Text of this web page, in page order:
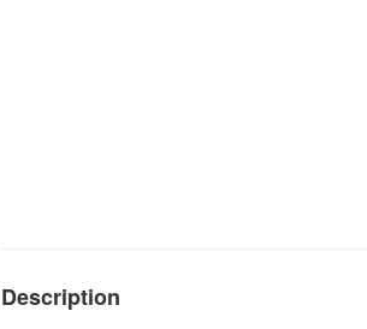
Description